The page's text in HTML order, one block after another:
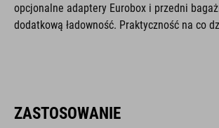
opcjonalne adaptery Eurobox i przedni
dodatkową ładowność. Praktyczność na co
ZASTOSOWANIE